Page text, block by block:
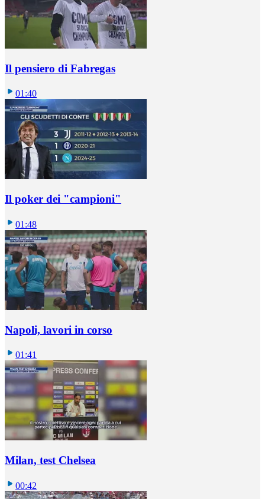
Il pensiero di Fabregas
01:40
Il poker dei "campioni"
01:48
Napoli, lavori in corso
01:41
Milan, test Chelsea
00:42